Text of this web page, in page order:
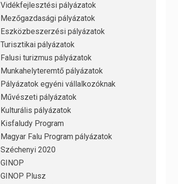
Vidékfejlesztési pályázatok
Mezőgazdasági pályázatok
Eszközbeszerzési pályázatok
Turisztikai pályázatok
Falusi turizmus pályázatok
Munkahelyteremtő pályázatok
Pályázatok egyéni vállalkozóknak
Művészeti pályázatok
Kulturális pályázatok
Kisfaludy Program
Magyar Falu Program pályázatok
Széchenyi 2020
GINOP
GINOP Plusz